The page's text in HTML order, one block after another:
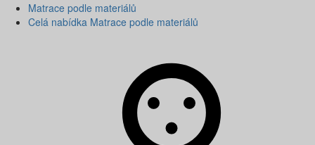
Matrace podle materiálů
Celá nabídka Matrace podle materiálů